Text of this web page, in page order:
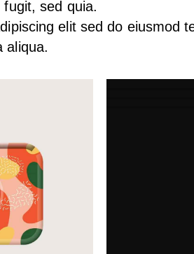
sed quia.
elit sed do eiusmod
aliqua.